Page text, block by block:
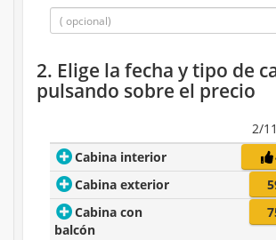
2. Elige la fecha y tipo de
pulsando sobre el precio
2/
Cabina interior
Cabina exterior
Cabina con
balcón